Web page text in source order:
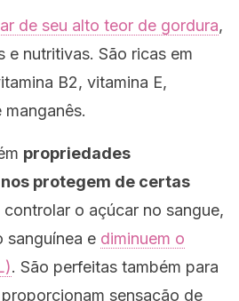
de seu alto teor de gordura,
​​e nutritivas. São ricas em
B2, vitamina E,
propriedades
protegem de certas
controlar o açúcar no sangue,
sanguínea e diminuem o
. São perfeitas também para
sensação de